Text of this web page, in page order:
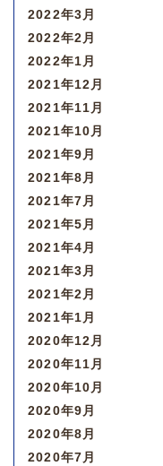
2022年3月
2022年2月
2022年1月
2021年12月
2021年11月
2021年10月
2021年9月
2021年8月
2021年7月
2021年5月
2021年4月
2021年3月
2021年2月
2021年1月
2020年12月
2020年11月
2020年10月
2020年9月
2020年8月
2020年7月